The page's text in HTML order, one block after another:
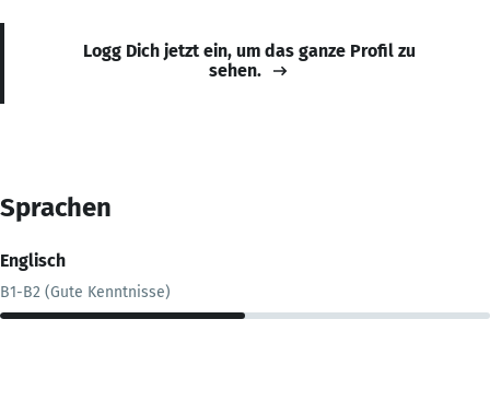
Logg Dich jetzt ein, um das ganze Profil zu
sehen.
Sprachen
Englisch
B1-B2 (Gute Kenntnisse)